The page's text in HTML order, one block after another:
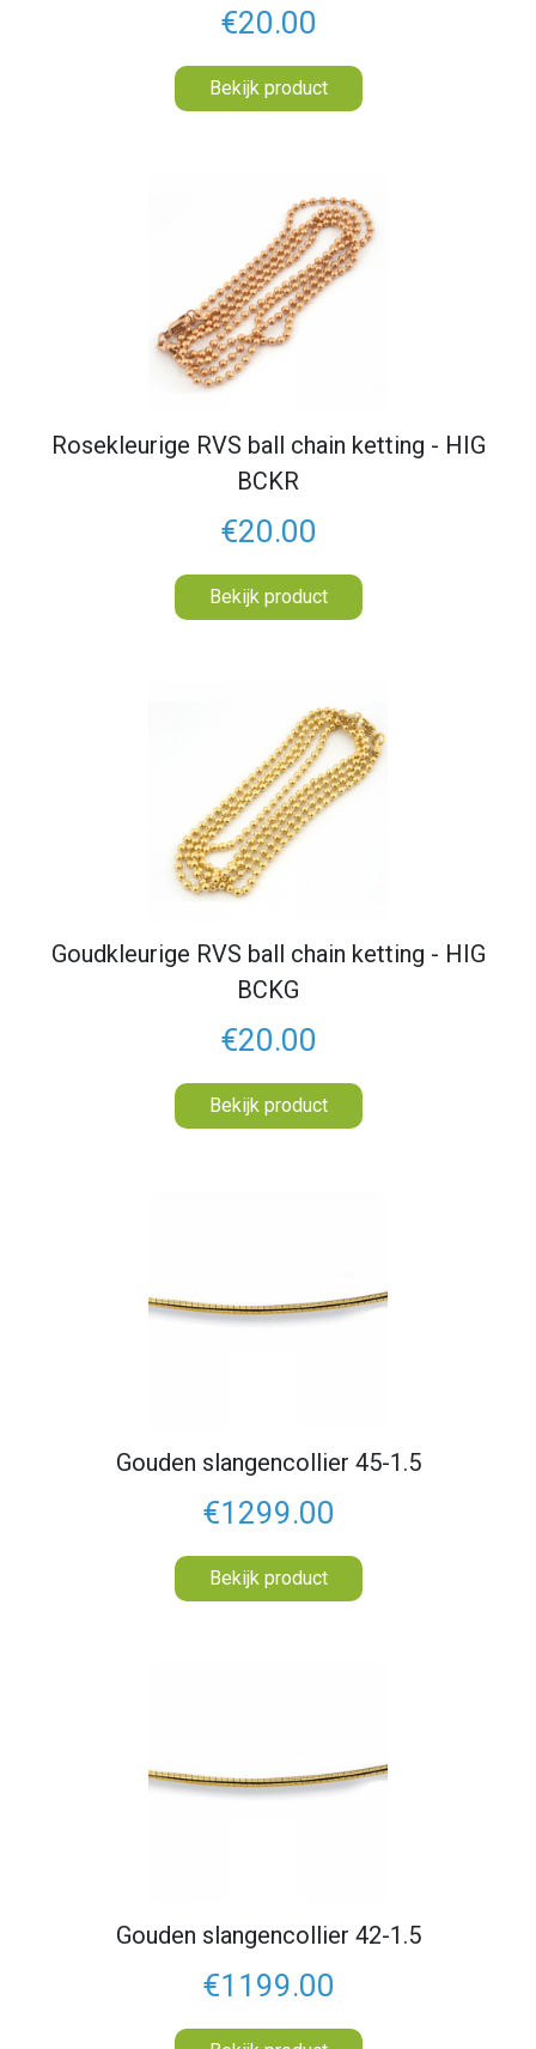
€20.00
Bekijk product
Rosekleurige RVS ball chain ketting - HIG
BCKR
€20.00
Bekijk product
Goudkleurige RVS ball chain ketting - HIG
BCKG
€20.00
Bekijk product
Gouden slangencollier 45-1.5
€1299.00
Bekijk product
Gouden slangencollier 42-1.5
€1199.00